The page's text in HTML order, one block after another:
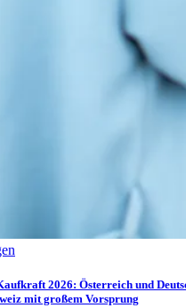
2026: Österreich und
mit großem Vorsprung